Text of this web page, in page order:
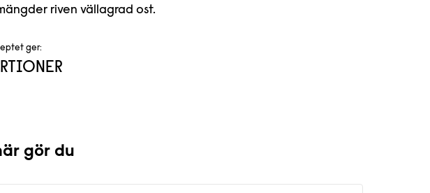
riven vällagrad ost.
ger:
gör du